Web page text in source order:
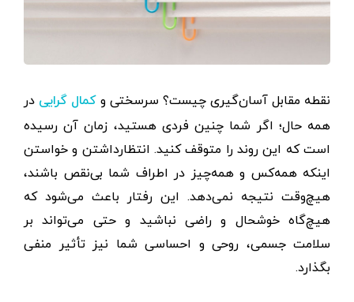
نقطه مقابل آسان‌گیری چیست؟ سرسختی و کمال گرایی در
همه حال؛ اگر شما چنین فردی هستید، زمان آن رسیده
است که این روند را متوقف کنید. انتظارداشتن و خواستن
اینکه همه‌کس و همه‌چیز در اطراف شما بی‌نقص باشند،
هیچ‌وقت نتیجه نمی‌دهد. این رفتار باعث می‌شود که
هیچ‌گاه خوشحال و راضی نباشید و حتی می‌تواند بر
سلامت جسمی، روحی و احساسی شما نیز تأثیر منفی
بگذارد.